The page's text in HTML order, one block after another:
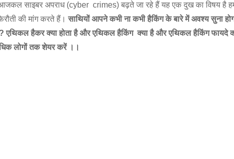
साइबर अपराध (cyber crimes) बढ़ते जा रहे हैं यह एक दुख का विषय है
की मांग करते हैं।साथियों आपने कभी ना कभी हैकिंग के बारे में अवश्य सुना
एथिकल हैकर क्या होता है और एथिकल हैकिंग क्या है और एथिकल हैकिंग
लोगों तक शेयर करें ।।